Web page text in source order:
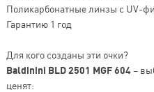
Поликарбонатные линзы с UV-
Гарантию 1 год
Для кого созданы эти очки?
Baldinini BLD 2501 MGF 604–
ценят: